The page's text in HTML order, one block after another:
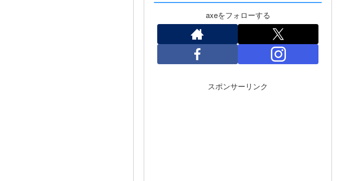
axeをフォローする
スポンサーリンク